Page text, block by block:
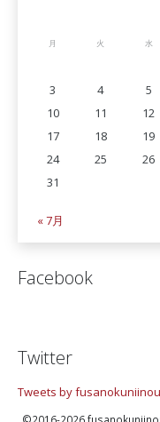
月 火 水
3
4 5
10
11 12
17
18 19
24
25 26
31
« 7月
Facebook
Twitter
Tweets by fusanokuniinou